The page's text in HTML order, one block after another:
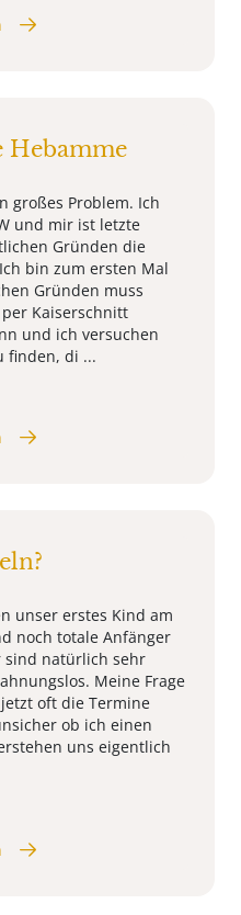
Hebamme
großes Problem. Ich
und mir ist letzte
Gründen die
bin zum ersten Mal
Gründen muss
per Kaiserschnitt
und ich versuchen
finden, di ...
unser erstes Kind am
noch totale Anfänger
sind natürlich sehr
Meine Frage
oft die Termine
ob ich einen
uns eigentlich